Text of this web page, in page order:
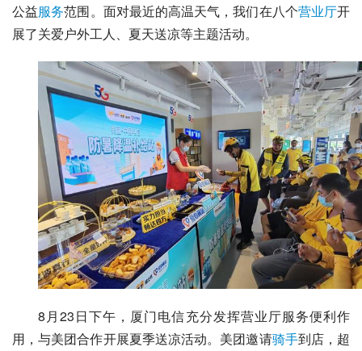
公益服务范围。面对最近的高温天气，我们在八个营业厅开
展了关爱户外工人、夏天送凉等主题活动。
8月23日下午，厦门电信充分发挥营业厅服务便利作
用，与美团合作开展夏季送凉活动。美团邀请骑手到店，超